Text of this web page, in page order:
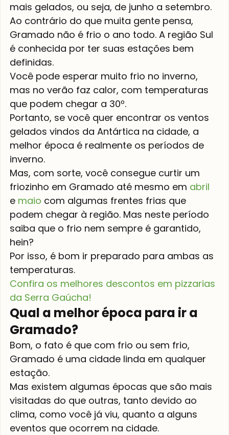
mais gelados, ou seja, de junho a setembro.
Ao contrário do que muita gente pensa,
Gramado não é frio o ano todo. A região Sul
é conhecida por ter suas estações bem
definidas.
Você pode esperar muito frio no inverno,
mas no verão faz calor, com temperaturas
que podem chegar a 30º.
Portanto, se você quer encontrar os ventos
gelados vindos da Antártica na cidade, a
melhor época é realmente os períodos de
inverno.
Mas, com sorte, você consegue curtir um
friozinho em Gramado até mesmo em abril
e maio com algumas frentes frias que
podem chegar à região. Mas neste período
saiba que o frio nem sempre é garantido,
hein?
Por isso, é bom ir preparado para ambas as
temperaturas.
Confira os melhores descontos em pizzarias
da Serra Gaúcha!
Qual a melhor época para ir a
Gramado?
Bom, o fato é que com frio ou sem frio,
Gramado é uma cidade linda em qualquer
estação.
Mas existem algumas épocas que são mais
visitadas do que outras, tanto devido ao
clima, como você já viu, quanto a alguns
eventos que ocorrem na cidade.